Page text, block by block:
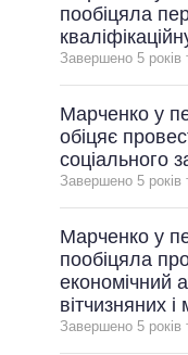
пообіцяла
Завершено 5 рокiв
Марченко у
обіцяє
соціального
Завершено 5 рокiв
Марченко у
пообіцяла
економічний
вітчизняних
Завершено 5 рокiв